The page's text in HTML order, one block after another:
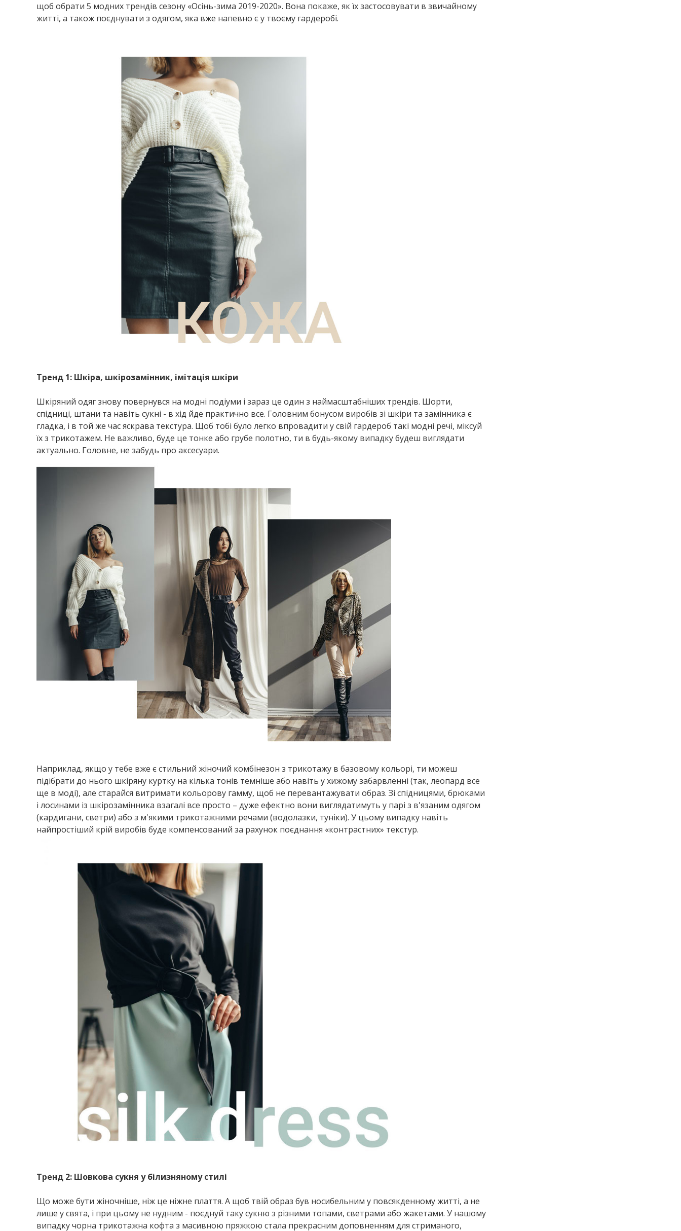
щоб обрати 5 модних трендів сезону «Осінь-зима 2019-2020». Вона покаже, як їх застосовувати в звичайному
житті, а також поєднувати з одягом, яка вже напевно є у твоєму гардеробі.
Тренд 1: Шкіра, шкірозамінник, імітація шкіри
Шкіряний одяг знову повернувся на модні подіуми і зараз це один з наймасштабніших трендів. Шорти,
спідниці, штани та навіть сукні - в хід йде практично все. Головним бонусом виробів зі шкіри та замінника є
гладка, і в той же час яскрава текстура. Щоб тобі було легко впровадити у свій гардероб такі модні речі, міксуй
їх з трикотажем. Не важливо, буде це тонке або грубе полотно, ти в будь-якому випадку будеш виглядати
актуально. Головне, не забудь про аксесуари.
Наприклад, якщо у тебе вже є стильний жіночий комбінезон з трикотажу в базовому кольорі, ти можеш
підібрати до нього шкіряну куртку на кілька тонів темніше або навіть у хижому забарвленні (так, леопард все
ще в моді), але старайся витримати кольорову гамму, щоб не перевантажувати образ. Зі спідницями, брюками
і лосинами із шкірозамінника взагалі все просто – дуже ефектно вони виглядатимуть у парі з в'язаним одягом
(кардигани, светри) або з м'якими трикотажними речами (водолазки, туніки). У цьому випадку навіть
найпростіший крій виробів буде компенсований за рахунок поєднання «контрастних» текстур.
Тренд 2: Шовкова сукня у білизняному стилі
Що може бути жіночніше, ніж це ніжне плаття. А щоб твій образ був носибельним у повсякденному житті, а не
лише у свята, і при цьому не нудним - поєднуй таку сукню з різними топами, светрами або жакетами. У нашому
випадку чорна трикотажна кофта з масивною пряжкою стала прекрасним доповненням для стриманого,